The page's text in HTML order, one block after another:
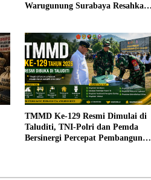
Warugunung Surabaya Resahkan
TMMD Ke-129 Resmi Dimulai di
Taluditi, TNI-Polri dan Pemda
Bersinergi Percepat Pembangunan